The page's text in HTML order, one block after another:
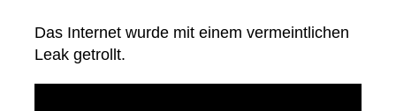
Das Internet wurde mit einem vermeintlichen
Leak getrollt.